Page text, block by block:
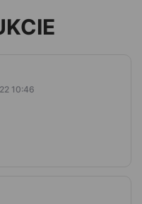
10:46